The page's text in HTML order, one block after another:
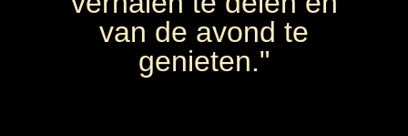
van de avond te
genieten."